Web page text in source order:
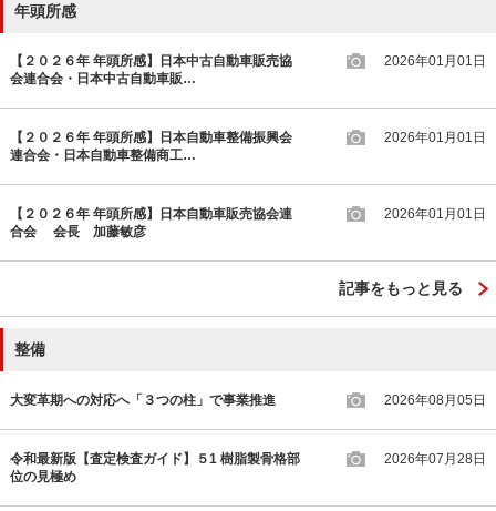
年頭所感
【２０２６年 年頭所感】日本中古自動車販売協
会連合会・日本中古自動車販…
2026年01月01日
【２０２６年 年頭所感】日本自動車整備振興会
連合会・日本自動車整備商工…
2026年01月01日
【２０２６年 年頭所感】日本自動車販売協会連
合会 会長 加藤敏彦
2026年01月01日
記事をもっと見る
整備
大変革期への対応へ「３つの柱」で事業推進 2026年08月05日
令和最新版【査定検査ガイド】５1 樹脂製骨格部
位の見極め
2026年07月28日